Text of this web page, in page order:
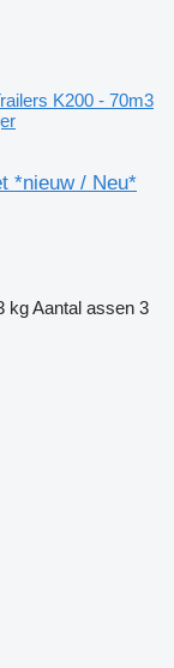
K200 - 70m3
*nieuw / Neu*
kgAantal assen 3